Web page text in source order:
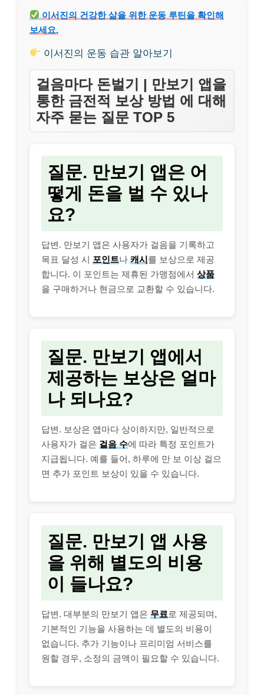
이서진의 건강한 삶을 위한 운동 루틴을 확인해
보세요.
이서진의 운동 습관 알아보기
걸음마다 돈벌기 | 만보기 앱을
통한 금전적 보상 방법 에 대해
자주 묻는 질문 TOP 5
질문. 만보기 앱은 어
떻게 돈을 벌 수 있나
요?
답변. 만보기 앱은 사용자가 걸음을 기록하고
목표 달성 시 포인트나 캐시를 보상으로 제공
합니다. 이 포인트는 제휴된 가맹점에서 상품
을 구매하거나 현금으로 교환할 수 있습니다.
질문. 만보기 앱에서
제공하는 보상은 얼마
나 되나요?
답변. 보상은 앱마다 상이하지만, 일반적으로
사용자가 걸은 걸음 수에 따라 특정 포인트가
지급됩니다. 예를 들어, 하루에 만 보 이상 걸으
면 추가 포인트 보상이 있을 수 있습니다.
질문. 만보기 앱 사용
을 위해 별도의 비용
이 들나요?
답변. 대부분의 만보기 앱은 무료로 제공되며,
기본적인 기능을 사용하는 데 별도의 비용이
없습니다. 추가 기능이나 프리미엄 서비스를
원할 경우, 소정의 금액이 필요할 수 있습니다.